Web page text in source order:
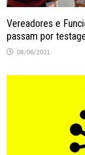
Vereadores e
passam por
08/06/2021